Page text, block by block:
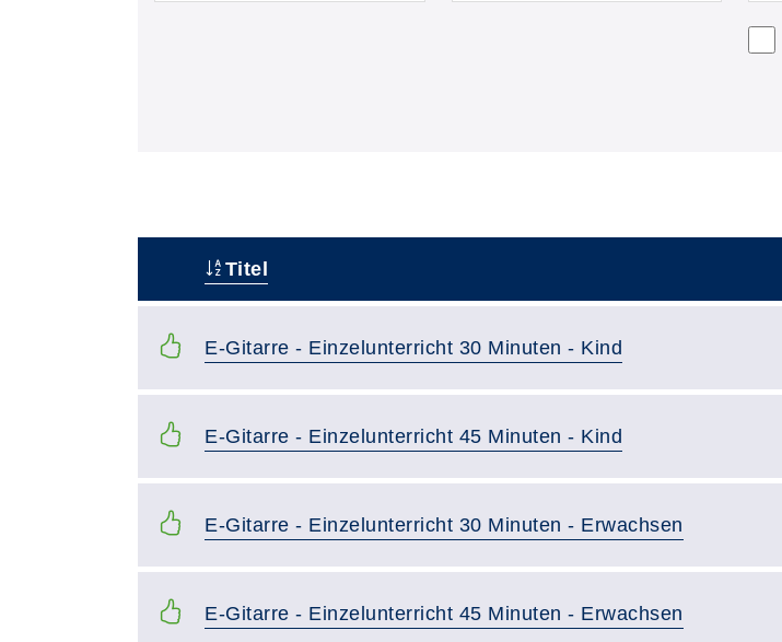
Titel
E-Gitarre - Einzelunterricht 30 Minuten - Kind
E-Gitarre - Einzelunterricht 45 Minuten - Kind
E-Gitarre - Einzelunterricht 30 Minuten - Erwachsen
E-Gitarre - Einzelunterricht 45 Minuten - Erwachsen